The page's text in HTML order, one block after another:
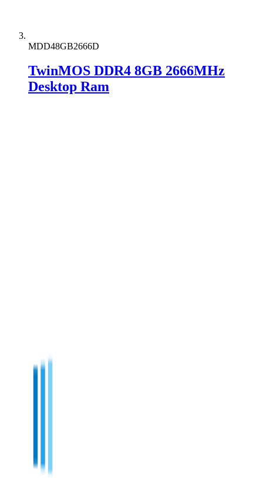
MDD48GB2666D
TwinMOS DDR4 8GB 2666MHz
Desktop Ram